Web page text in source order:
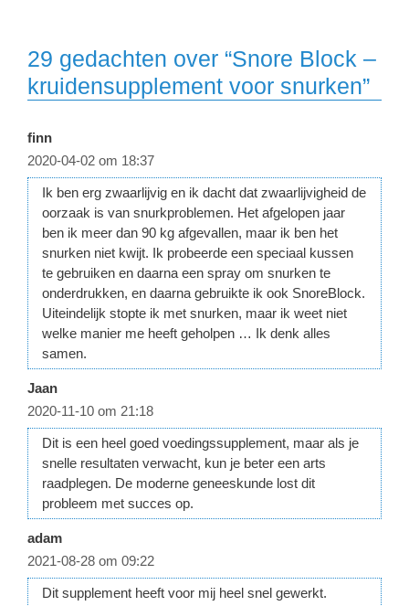
29 gedachten over “Snore Block –
kruidensupplement voor snurken”
finn
2020-04-02 om 18:37
Ik ben erg zwaarlijvig en ik dacht dat zwaarlijvigheid de
oorzaak is van snurkproblemen. Het afgelopen jaar
ben ik meer dan 90 kg afgevallen, maar ik ben het
snurken niet kwijt. Ik probeerde een speciaal kussen
te gebruiken en daarna een spray om snurken te
onderdrukken, en daarna gebruikte ik ook SnoreBlock.
Uiteindelijk stopte ik met snurken, maar ik weet niet
welke manier me heeft geholpen … Ik denk alles
samen.
Jaan
2020-11-10 om 21:18
Dit is een heel goed voedingssupplement, maar als je
snelle resultaten verwacht, kun je beter een arts
raadplegen. De moderne geneeskunde lost dit
probleem met succes op.
adam
2021-08-28 om 09:22
Dit supplement heeft voor mij heel snel gewerkt.